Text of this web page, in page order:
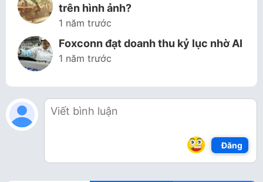
trên hình ảnh?
1 năm trước
Foxconn đạt doanh thu kỷ lục nhờ AI
1 năm trước
Đăng